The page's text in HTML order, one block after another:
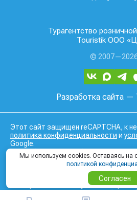
Турагентство
Touristik ООО
©
Разработка сайта—
Этот сайт защищен reCAPTCHA, к
политика конфиденциальности и
Google.
Данный интернет сайт носит
информационный характер и вся
является публичной офертой,
Статьи 437 (2) Гражданского
Федерации. Для получения
наличии и стоимости, пожалуйста,
Мы используем cookies. Оставаясь на
политикой
Согласен